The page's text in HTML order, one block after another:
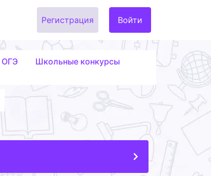
Регистрация Войти
ОГЭ
Школьные конкурсы